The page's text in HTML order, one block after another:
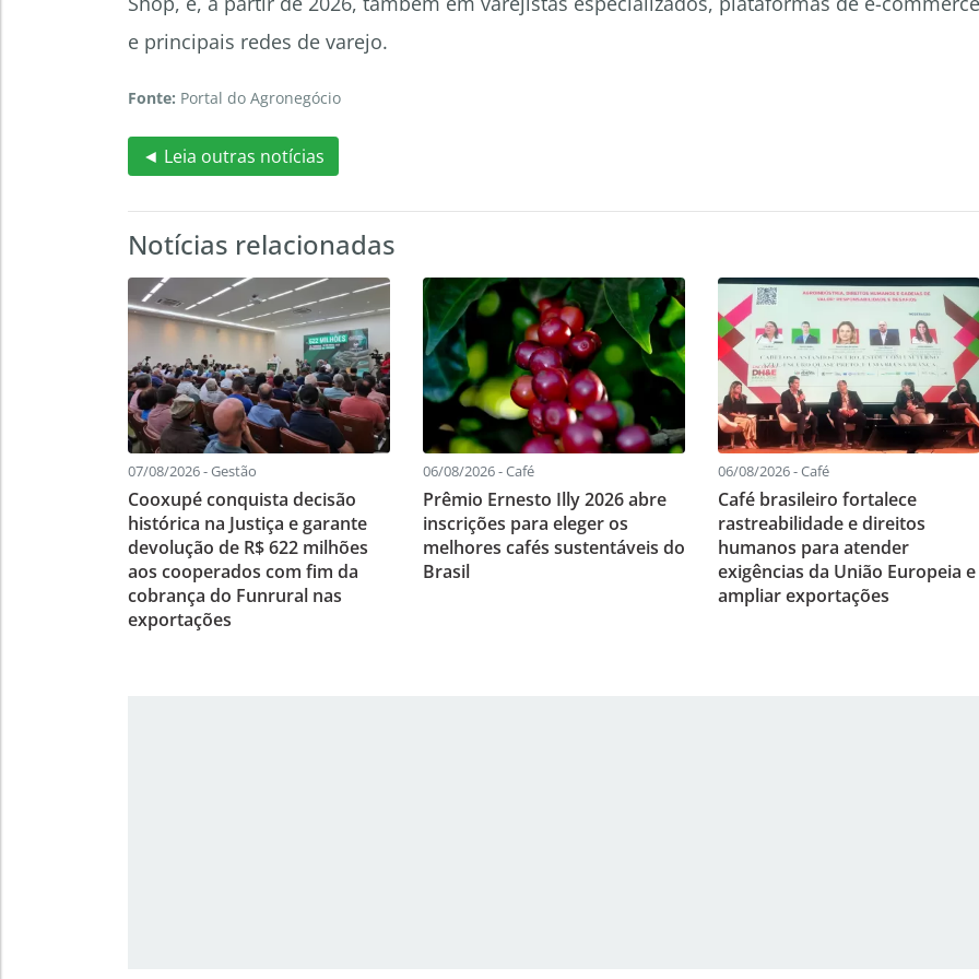
e principais redes de varejo.
Fonte: Portal do Agronegócio
◄ Leia outras notícias
Notícias relacionadas
07/08/2026 - Gestão
Cooxupé conquista decisão
histórica na Justiça e garante
devolução de R$ 622 milhões
aos cooperados com fim da
cobrança do Funrural nas
exportações
06/08/2026 - Café
Prêmio Ernesto Illy 2026 abre
inscrições para eleger os
melhores cafés sustentáveis do
Brasil
06/08/2026 - Café
Café brasileiro fortalece
rastreabilidade e direitos
humanos para atender
exigências da União Europeia e
ampliar exportações